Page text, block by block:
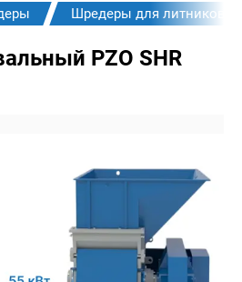
Шредеры для литников
PZO SHR